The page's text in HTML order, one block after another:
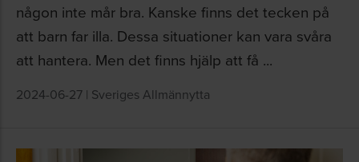
någon inte mår bra. Kanske finns det tecken på
att barn far illa. Dessa situationer kan vara svåra
att hantera. Men det finns hjälp att få ...
2024-06-27 | Sveriges Allmännytta